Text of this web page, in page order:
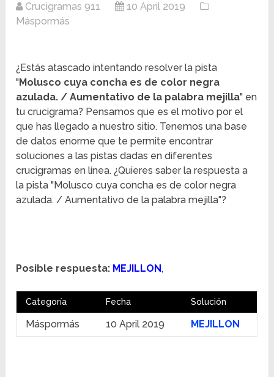
Crucigramas 911
10 April 2019
Máspormás
¿Estás atascado intentando resolver la pista
"Molusco cuya concha es de color negra
azulada. / Aumentativo de la palabra mejilla" en
tu crucigrama? Pensamos que es el motivo por el
que has llegado a nuestro sitio. Tenemos una base
de datos enorme que te permite encontrar
soluciones a las pistas dadas en diferentes
crucigramas en línea. ¿Quieres saber la respuesta a
la pista "Molusco cuya concha es de color negra
azulada. / Aumentativo de la palabra mejilla"?
Posible respuesta: MEJILLON,
Categoría Fecha Solución
Máspormás 10 April 2019 MEJILLON